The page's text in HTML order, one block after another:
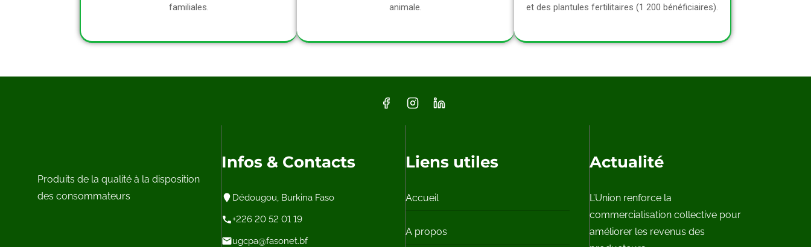
familiales.
animale.
et des plantules fertilitaires (1 200 bénéficiaires).
Produits de la qualité à la disposition
des consommateurs
Infos & Contacts
Dédougou, Burkina Faso
+226 20 52 01 19
ugcpa@fasonet.bf
Liens utiles
Accueil
A propos
Actualité
L’Union renforce la
commercialisation collective pour
améliorer les revenus des